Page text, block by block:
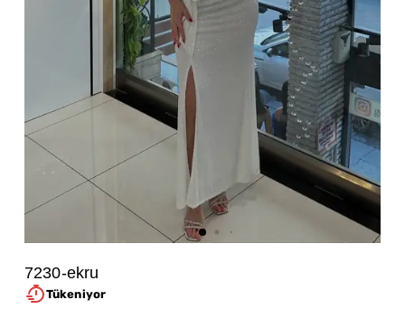
7230-ekru
Tükeniyor